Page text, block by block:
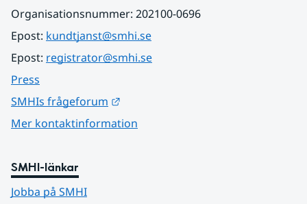
Organisationsnummer: 202100-0696
Epost: kundtjanst@smhi.se
Epost: registrator@smhi.se
Press
SMHIs frågeforum
Mer kontaktinformation
SMHI-länkar
Jobba på SMHI